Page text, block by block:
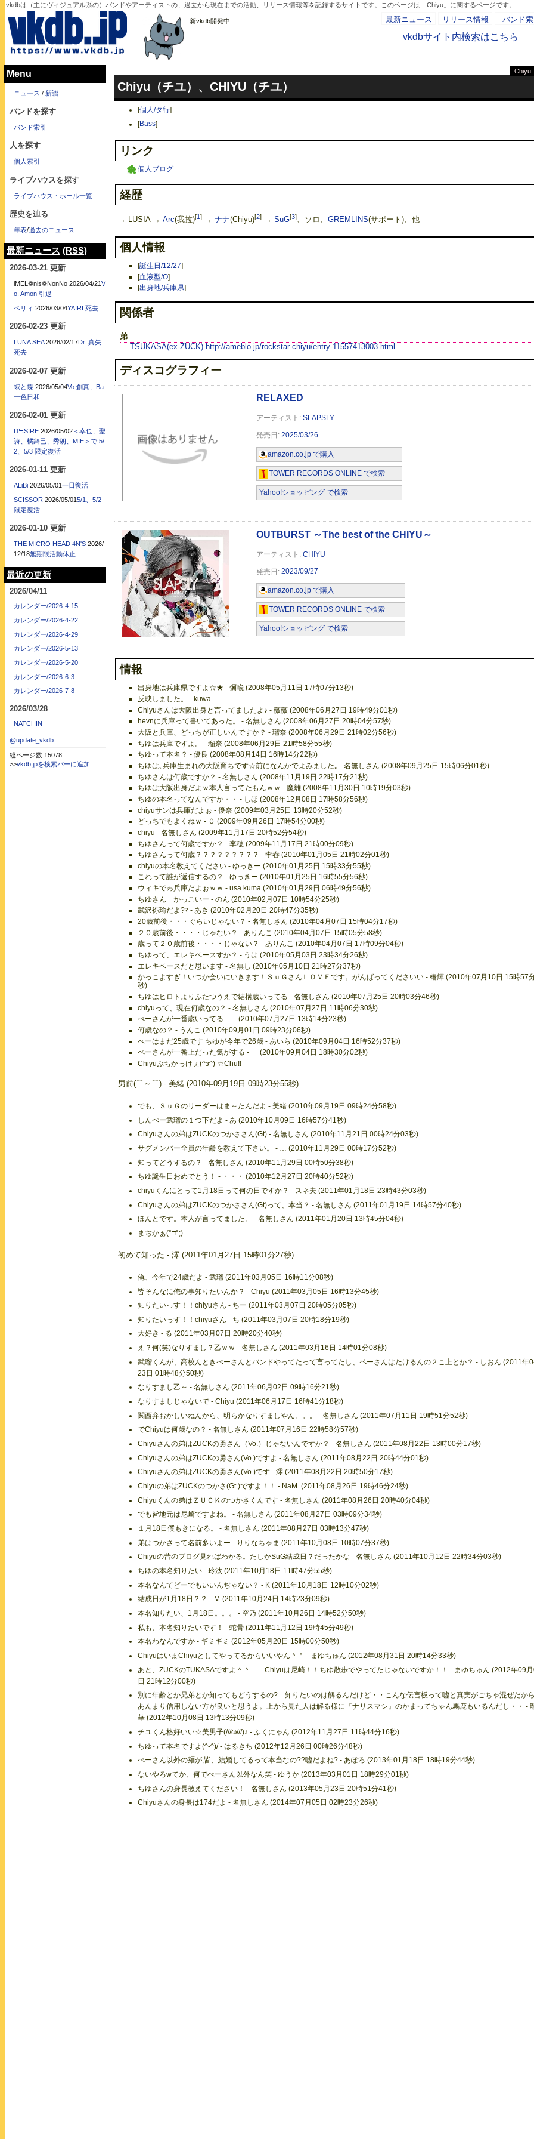
vkdbは（主にヴィジュアル系の）バンドやアーティストの、過去から現在までの活動、リリース情報等を記録するサイトです。このページは「Chiyu」に関するページです。
新vkdb開発中 最新ニュース リリース情報 バンド
vkdbサイト内検索はこちら
Chiyu
Chiyu（チユ）、CHIYU（チユ）
[個人/タ行]
[Bass]
リンク
個人ブログ
経歴
→ LUSIA → Arc(我拉)[1]→ ナナ(Chiyu)[2]→ SuG[3]、ソロ、 GREMLINS(サポート)、他
個人情報
[誕生日/12/27]
[血液型/O]
[出身地/兵庫県]
関係者
弟
TSUKASA(ex-ZUCK) http://ameblo.jp/rockstar-chiyu/entry-11557413003.html
ディスコグラフィー
SLAPSLY
2025/03/26
amazon.co.jp で購入
TOWER RECORDS ONLINE で検索
Yahoo!ショッピング で検索
CHIYU
2023/09/27
amazon.co.jp で購入
TOWER RECORDS ONLINE で検索
Yahoo!ショッピング で検索
情報
出身地は兵庫県ですよ☆★ - 彌喩 (2008年05月11日 17時07分13秒)
反映しました。 - kuwa
Chiyuさんは大阪出身と言ってましたよ♪ - 薇薇 (2008年06月27日 19時49分01秒)
hevnに兵庫って書いてあった。 - 名無しさん (2008年06月27日 20時04分57秒)
大阪と兵庫、どっちが正しいんですか？ - 瑠奈 (2008年06月29日 21時02分56秒)
ちゆは兵庫ですよ。 - 瑠奈 (2008年06月29日 21時58分55秒)
ちゆって本名？ - 優良 (2008年08月14日 16時14分22秒)
ちゆは､兵庫生まれの大阪育ちです☆前になんかでよみました｡ - 名無しさん (2008年09月25日 15時06分01秒)
ちゆさんは何歳ですか？ - 名無しさん (2008年11月19日 22時17分21秒)
ちゆは大阪出身だよｗ本人言ってたもんｗｗ - 魔離 (2008年11月30日 10時19分03秒)
ちゆの本名ってなんですか・・ - しほ (2008年12月08日 17時58分56秒)
chiyuサンは兵庫だよぉ - 優奈 (2009年03月25日 13時20分52秒)
どっちでもよくねｗ - ０ (2009年09月26日 17時54分00秒)
chiyu - 名無しさん (2009年11月17日 20時52分54秒)
ちゆさんって何歳ですか？ - 李穂 (2009年11月17日 21時00分09秒)
ちゆさんって何歳？？？？？？？？？ - 李舂 (2010年01月05日 21時02分01秒)
chiyuの本名教えてください - ゆっきー (2010年01月25日 15時33分55秒)
これって誰が返信するの？ - ゆっきー (2010年01月25日 16時55分56秒)
ウィキでゎ兵庫だよぉｗｗ - usa.kuma (2010年01月29日 06時49分56秒)
ちゆさん かっこいー - のん (2010年02月07日 10時54分25秒)
武沢袮瑜だよ?ﾏ - あき (2010年02月20日 20時47分35秒)
20歳前後・・・ぐらいじゃない？ - 名無しさん (2010年04月07日 15時04分17秒)
２０歳前後・・・・じゃない？ - ありんこ (2010年04月07日 15時05分58秒)
歳って２０歳前後・・・・じゃない？ - ありんこ (2010年04月07日 17時09分04秒)
ちゆって、エレキベースすか？ - うは (2010年05月03日 23時34分26秒)
エレキベースだと思います - 名無し (2010年05月10日 21時27分37秒)
かっこよすぎ！いつか会いにいきます！ＳｕＧさんＬＯＶＥです。がんばってくださいい - 椿輝 (2010年07月10日 15時57
秒)
ちゆはヒロトよりふたつうえで結構歳いってる - 名無しさん (2010年07月25日 20時03分46秒)
chiyuって、現在何歳なの？ - 名無しさん (2010年07月27日 11時06分30秒)
ぺーさんが一番歳いってる - (2010年07月27日 13時14分23秒)
何歳なの？ - うんこ (2010年09月01日 09時23分06秒)
ぺーはまだ25歳です ちゆが今年で26歳 - あいら (2010年09月04日 16時52分37秒)
ぺーさんが一番上だった気がする - (2010年09月04日 18時30分02秒)
Chiyuぶちかっけぇ(^з^)-☆Chu!!
男前(⌒～⌒) - 美緒 (2010年09月19日 09時23分55秒)
でも、ＳｕＧのリーダーはま～たんだよ - 美緒 (2010年09月19日 09時24分58秒)
しんぺー武瑠の１つ下だよ - あ (2010年10月09日 16時57分41秒)
Chiyuさんの弟はZUCKのつかささん(Gt) - 名無しさん (2010年11月21日 00時24分03秒)
サグメンバー全員の年齢を教えて下さい。 - … (2010年11月29日 00時17分52秒)
知ってどうするの？ - 名無しさん (2010年11月29日 00時50分38秒)
ちゆ誕生日おめでとう！ - ・・・ (2010年12月27日 20時40分52秒)
chiyuくんにとって1月18日って何の日ですか？ - スネ夫 (2011年01月18日 23時43分03秒)
Chiyuさんの弟はZUCKのつかささん(Gt)って、本当？ - 名無しさん (2011年01月19日 14時57分40秒)
ほんとです。本人が言ってました。 - 名無しさん (2011年01月20日 13時45分04秒)
まぢかぁ(°□°;)
初めて知った - 澪 (2011年01月27日 15時01分27秒)
俺、今年で24歳だよ - 武瑠 (2011年03月05日 16時11分08秒)
皆そんなに俺の事知りたいんか？ - Chiyu (2011年03月05日 16時13分45秒)
知りたいっす！！chiyuさん - ちー (2011年03月07日 20時05分05秒)
知りたいっす！！chiyuさん - ち (2011年03月07日 20時18分19秒)
大好き - る (2011年03月07日 20時20分40秒)
え？何(笑)なりすまし？乙ｗｗ - 名無しさん (2011年03月16日 14時01分08秒)
武瑠くんが、高校んときぺーさんとバンドやってたって言ってたし、ペーさんはたけるんの２こ上とか？ - しおん (2011年
23日 01時48分50秒)
なりすまし乙～ - 名無しさん (2011年06月02日 09時16分21秒)
なりすましじゃないで - Chiyu (2011年06月17日 16時41分18秒)
関西弁おかしいねんから、明らかなりすましやん。。。 - 名無しさん (2011年07月11日 19時51分52秒)
でChiyuは何歳なの？ - 名無しさん (2011年07月16日 22時58分57秒)
Chiyuさんの弟はZUCKの勇さん（Vo.）じゃないんですか？ - 名無しさん (2011年08月22日 13時00分17秒)
Chiyuさんの弟はZUCKの勇さん(Vo.)ですよ - 名無しさん (2011年08月22日 20時44分01秒)
Chiyuさんの弟はZUCKの勇さん(Vo.)です - 澪 (2011年08月22日 20時50分17秒)
Chiyuの弟はZUCKのつかさ(Gt.)ですよ！！ - NaM. (2011年08月26日 19時46分24秒)
Chiyuくんの弟はＺＵＣＫのつかさくんです - 名無しさん (2011年08月26日 20時40分04秒)
でも皆地元は尼崎ですよね。 - 名無しさん (2011年08月27日 03時09分34秒)
１月18日僕もきになる。 - 名無しさん (2011年08月27日 03時13分47秒)
弟はつかさって名前多いよー - りりなちゃま (2011年10月08日 10時07分37秒)
Chiyuの昔のブログ見ればわかる。たしかSuG結成日？だったかな - 名無しさん (2011年10月12日 22時34分03秒)
ちゆの本名知りたい - 玲汰 (2011年10月18日 11時47分55秒)
本名なんてどーでもいいんぢゃない？ - K (2011年10月18日 12時10分02秒)
結成日が1月18日？？ - Ｍ (2011年10月24日 14時23分09秒)
本名知りたい、1月18日。。。 - 空乃 (2011年10月26日 14時52分50秒)
私も、本名知りたいです！ - 蛇骨 (2011年11月12日 19時45分49秒)
本名わなんですか - ギミギミ (2012年05月20日 15時00分50秒)
ChiyuはいまChiyuとしてやってるからいいやん＾＾ - まゆちゅん (2012年08月31日 20時14分33秒)
あと、ZUCKのTUKASAですよ＾＾ Chiyuは尼崎！！ちゆ散歩でやってたじゃないですか！！ - まゆちゅん (2012年09
日 21時12分00秒)
別に年齢とか兄弟とか知ってもどうするの? 知りたいのは解るんだけど・・こんな伝言板って嘘と真実がごちゃ混ぜだか
あんまり信用しない方が良いと思うよ。上から見た人は解る様に『ナリスマシ』のかまってちゃん馬鹿もいるんだし・・ -
華 (2012年10月08日 13時13分09秒)
チユくん格好いい☆美男子(///ω///)♪ - ふくにゃん (2012年11月27日 11時44分16秒)
ちゆって本名ですよ(^-^)/ - はるきち (2012年12月26日 00時26分48秒)
ぺーさん以外の麺が,皆、結婚してるって本当なの??嘘だよね? - あぽろ (2013年01月18日 18時19分44秒)
ないやろwてか、何でぺーさん以外なん笑 - ゆうか (2013年03月01日 18時29分01秒)
ちゆさんの身長教えてください！ - 名無しさん (2013年05月23日 20時51分41秒)
Chiyuさんの身長は174だよ - 名無しさん (2014年07月05日 02時23分26秒)
Menu
ニュース / 新譜
バンドを探す
バンド索引
人を探す
個人索引
ライブハウスを探す
ライブハウス・ホール一覧
歴史を辿る
年表/過去のニュース
最新ニュース (RSS)
2026-03-21 更新
iMEL❁nis❁NonNo 2026/04/21 V
o. Amon 引退
ベリィ 2026/03/04YAIRI 死去
2026-02-23 更新
LUNA SEA 2026/02/17Dr. 真矢
死去
2026-02-07 更新
蛾と蝶 2026/05/04Vo.創真、Ba.
一色日和
2026-02-01 更新
D≒SIRE 2026/05/02＜幸也、聖
詩、橘舞已、秀朗、MIE＞で 5/
2、5/3 限定復活
2026-01-11 更新
ALiBi 2026/05/01一日復活
SCISSOR 2026/05/015/1、5/2
限定復活
2026-01-10 更新
THE MICRO HEAD 4N'S 2026/
12/18無期限活動休止
最近の更新
2026/04/11
カレンダー/2026-4-15
カレンダー/2026-4-22
カレンダー/2026-4-29
カレンダー/2026-5-13
カレンダー/2026-5-20
カレンダー/2026-6-3
カレンダー/2026-7-8
2026/03/28
NATCHIN
@update_vkdb
総ページ数:15078
>>vkdb.jpを検索バーに追加